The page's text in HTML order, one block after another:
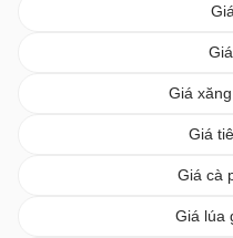
Giá
Giá
Giá cà
Giá lúa